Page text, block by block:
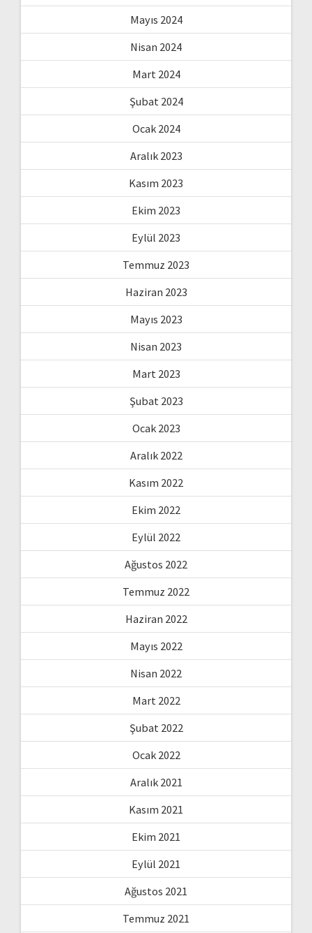
Mayıs 2024
Nisan 2024
Mart 2024
Şubat 2024
Ocak 2024
Aralık 2023
Kasım 2023
Ekim 2023
Eylül 2023
Temmuz 2023
Haziran 2023
Mayıs 2023
Nisan 2023
Mart 2023
Şubat 2023
Ocak 2023
Aralık 2022
Kasım 2022
Ekim 2022
Eylül 2022
Ağustos 2022
Temmuz 2022
Haziran 2022
Mayıs 2022
Nisan 2022
Mart 2022
Şubat 2022
Ocak 2022
Aralık 2021
Kasım 2021
Ekim 2021
Eylül 2021
Ağustos 2021
Temmuz 2021